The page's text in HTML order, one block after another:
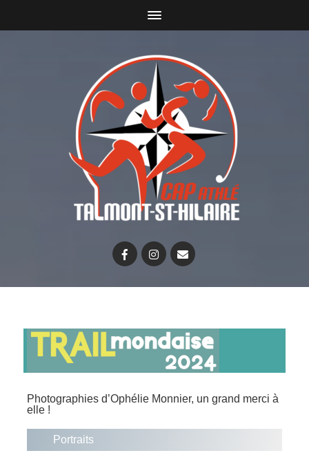
Photographies d’Ophélie Monnier, un grand merci à
elle !
Portraits